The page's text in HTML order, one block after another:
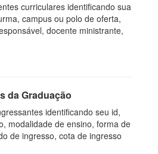
curriculares identificando sua
campus ou polo de oferta,
docente ministrante,
da Graduação
identificando seu id,
modalidade de ensino, forma de
de ingresso, cota de ingresso